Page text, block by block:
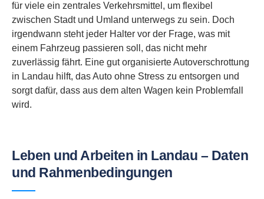
für viele ein zentrales Verkehrsmittel, um flexibel
zwischen Stadt und Umland unterwegs zu sein. Doch
irgendwann steht jeder Halter vor der Frage, was mit
einem Fahrzeug passieren soll, das nicht mehr
zuverlässig fährt. Eine gut organisierte Autoverschrottung
in Landau hilft, das Auto ohne Stress zu entsorgen und
sorgt dafür, dass aus dem alten Wagen kein Problemfall
wird.
Leben und Arbeiten in Landau – Daten
und Rahmenbedingungen